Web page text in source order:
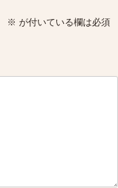
※ が付いている欄は必須